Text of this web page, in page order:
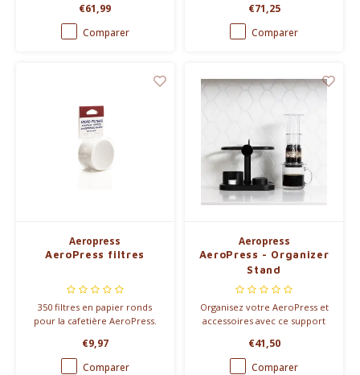
facilement le débit de l'eau
chaude.
€61,99
Comparer
€71,25
Comparer
Aeropress
AeroPress filtres
350 filtres en papier ronds
pour la cafetière AeroPress.
€9,97
Comparer
Aeropress
AeroPress - Organizer
Stand
Organisez votre AeroPress et
accessoires avec ce support
votre cuisine propre et vos
accessoires à portée de main.
€41,50
Comparer